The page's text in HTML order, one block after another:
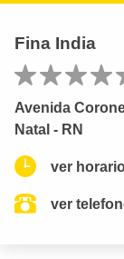
Fina India
Avenida
Natal - RN
ver
ver